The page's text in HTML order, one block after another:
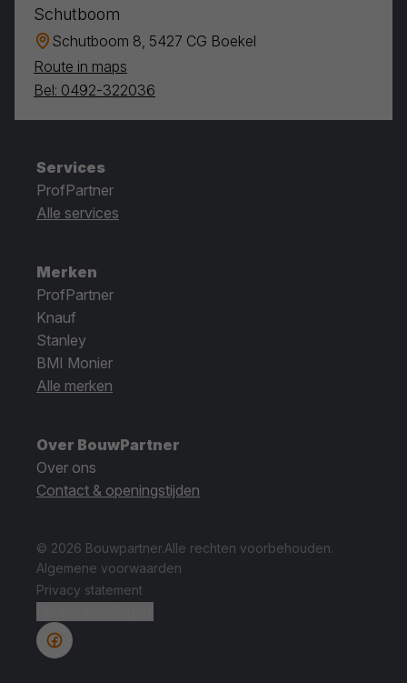
Schutboom
Schutboom 8, 5427 CG Boekel
Route in maps
Bel: 0492-322036
Services
ProfPartner
Alle services
Merken
ProfPartner
Knauf
Stanley
BMI Monier
Alle merken
Over BouwPartner
Over ons
Contact & openingstijden
© 2026 Bouwpartner.Alle rechten voorbehouden.
Algemene voorwaarden
Privacy statement